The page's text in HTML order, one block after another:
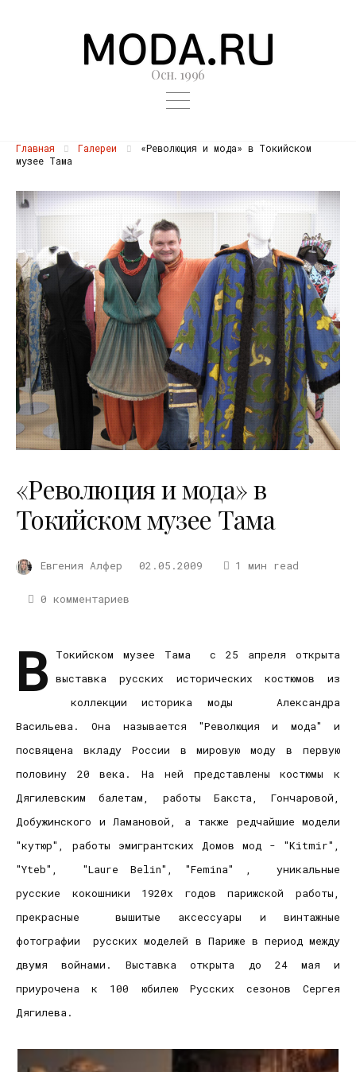
Осн. 1996
Главная Галереи
«Революция и мода» в Токийском
музее Тама
«Революция и мода» в
Токийском музее Тама
Евгения Алфер 02.05.2009 1 мин read
0 комментариев
В
Токийском музее Тама с 25 апреля открыта
выставка русских исторических костюмов из
коллекции историка моды Александра
Васильева. Она называется "Революция и мода" и
посвящена вкладу России в мировую моду в первую
половину 20 века. На ней представлены костюмы к
Дягилевским балетам, работы Бакста, Гончаровой,
Добужинского и Ламановой, а также редчайшие модели
"кутюр", работы эмигрантских Домов мод - "Kitmir",
"Yteb", "Laure Belin", "Femina" , уникальные
русские кокошники 1920х годов парижской работы,
прекрасные вышитые аксессуары и винтажные
фотографии русских моделей в Париже в период между
двумя войнами. Выставка открыта до 24 мая и
приурочена к 100 юбилею Русских сезонов Сергея
Дягилева.